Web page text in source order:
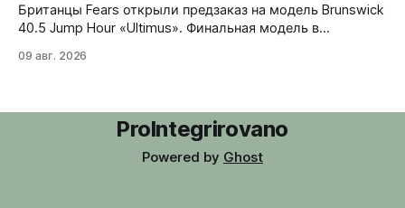
Британцы Fears открыли предзаказ на модель Brunswick
40.5 Jump Hour «Ultimus». Финальная модель в
с Andrew Morgan. Прыгающий час реализован на модуле
люминесцентным часовым диском: внешний - сапфир с
09 авг. 2026
ProIntegrirovano
Powered by Ghost